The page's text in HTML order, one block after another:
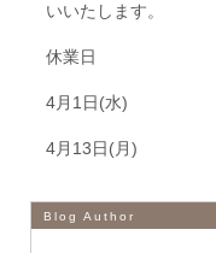
いいたします。
休業日
4月1日(水)
4月13日(月)
Blog Author